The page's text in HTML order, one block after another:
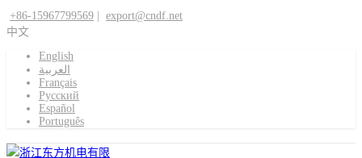
+86-15967799569
export@cndf.net
中文
English
العربية
Français
Pусский
Español
Português